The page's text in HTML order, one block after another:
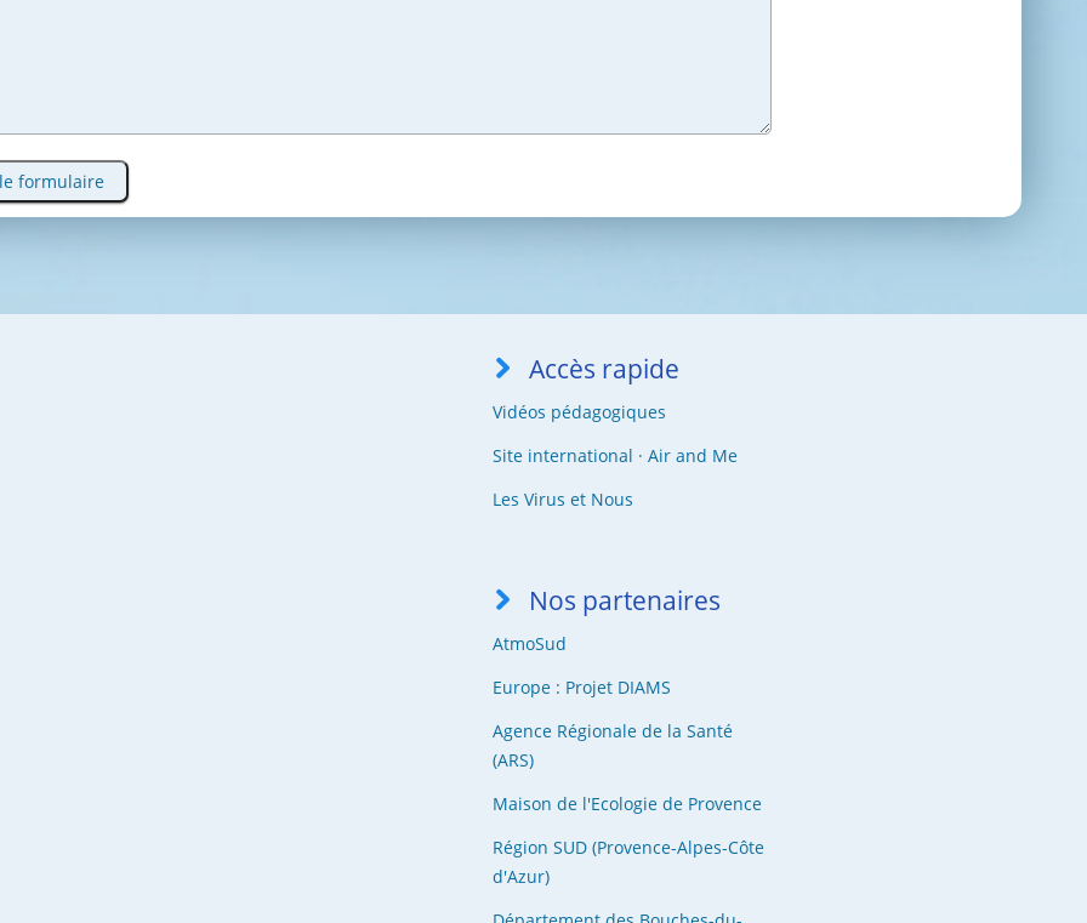
formulaire
Accès rapide
Vidéos pédagogiques
Site international · Air and Me
Les Virus et Nous
Nos partenaires
AtmoSud
Europe : Projet DIAMS
Agence Régionale de la Santé
(ARS)
Maison de l'Ecologie de Provence
Région SUD (Provence-Alpes-Côte
d'Azur)